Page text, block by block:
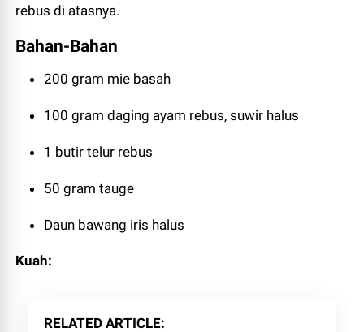
rebus di atasnya.
Bahan-Bahan
200 gram mie basah
100 gram daging ayam rebus, suwir halus
1 butir telur rebus
50 gram tauge
Daun bawang iris halus
Kuah:
RELATED ARTICLE